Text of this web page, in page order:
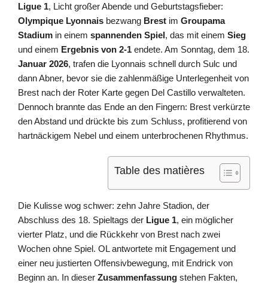
Ligue 1, Licht großer Abende und Geburtstagsfieber:
Olympique Lyonnais bezwang Brest im Groupama
Stadium in einem spannenden Spiel, das mit einem Sieg
und einem Ergebnis von 2-1 endete. Am Sonntag, dem 18.
Januar 2026, trafen die Lyonnais schnell durch Sulc und
dann Abner, bevor sie die zahlenmäßige Unterlegenheit von
Brest nach der Roter Karte gegen Del Castillo verwalteten.
Dennoch brannte das Ende an den Fingern: Brest verkürzte
den Abstand und drückte bis zum Schluss, profitierend von
hartnäckigem Nebel und einem unterbrochenen Rhythmus.
Table des matières
Die Kulisse wog schwer: zehn Jahre Stadion, der
Abschluss des 18. Spieltags der Ligue 1, ein möglicher
vierter Platz, und die Rückkehr von Brest nach zwei
Wochen ohne Spiel. OL antwortete mit Engagement und
einer neu justierten Offensivbewegung, mit Endrick von
Beginn an. In dieser Zusammenfassung stehen Fakten,